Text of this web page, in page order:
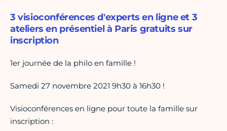
3 visioconférences d'experts en ligne et 3
ateliers en présentiel à Paris gratuits sur
inscription
1er journée de la philo en famille !
Samedi 27 novembre 2021 9h30 à 16h30 !
Visioconférences en ligne pour toute la famille sur
inscription :